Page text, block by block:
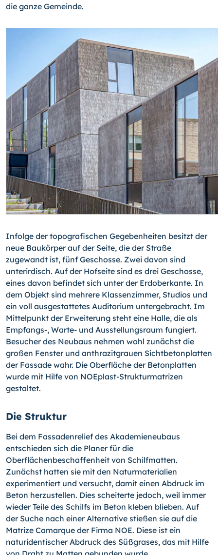
die ganze Gemeinde.
Infolge der topografischen Gegebenheiten besitzt der
neue Baukörper auf der Seite, die der Straße
zugewandt ist, fünf Geschosse. Zwei davon sind
unterirdisch. Auf der Hofseite sind es drei Geschosse,
eines davon befindet sich unter der Erdoberkante. In
dem Objekt sind mehrere Klassenzimmer, Studios und
ein voll ausgestattetes Auditorium untergebracht. Im
Mittelpunkt der Erweiterung steht eine Halle, die als
Empfangs-, Warte- und Ausstellungsraum fungiert.
Besucher des Neubaus nehmen wohl zunächst die
großen Fenster und anthrazitgrauen Sichtbetonplatten
der Fassade wahr. Die Oberfläche der Betonplatten
wurde mit Hilfe von NOEplast-Strukturmatrizen
gestaltet.
Die Struktur
Bei dem Fassadenrelief des Akademieneubaus
entschieden sich die Planer für die
Oberflächenbeschaffenheit von Schilfmatten.
Zunächst hatten sie mit den Naturmaterialien
experimentiert und versucht, damit einen Abdruck im
Beton herzustellen. Dies scheiterte jedoch, weil immer
wieder Teile des Schilfs im Beton kleben blieben. Auf
der Suche nach einer Alternative stießen sie auf die
Matrize Camarque der Firma NOE. Diese ist ein
naturidentischer Abdruck des Süßgrases, das mit Hilfe